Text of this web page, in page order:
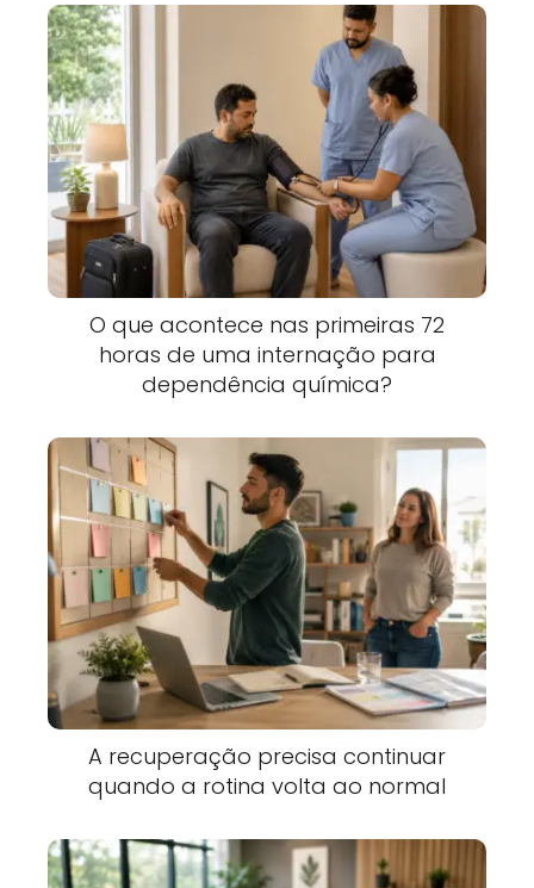
O que acontece nas primeiras 72
horas de uma internação para
dependência química?
A recuperação precisa continuar
quando a rotina volta ao normal